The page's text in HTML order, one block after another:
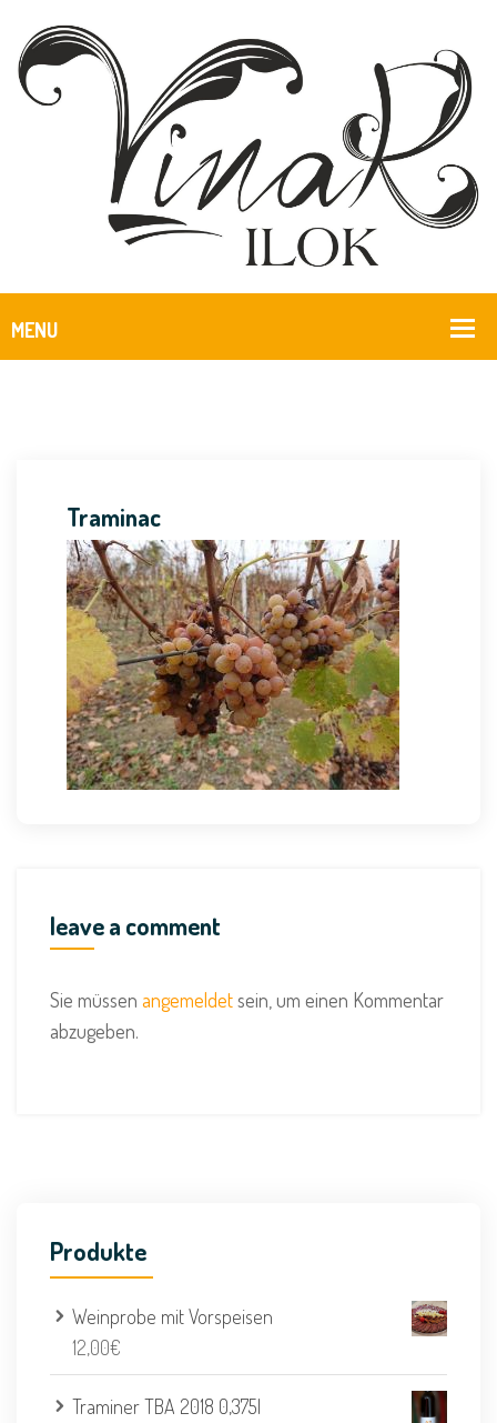
Traminac
leave a comment
Sie müssen angemeldetsein, um einen Kommentar
abzugeben.
Produkte
Weinprobe mit Vorspeisen
12,00€
Traminer TBA 2018 0,375l